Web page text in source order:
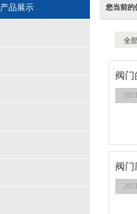
您当前的
全
阀门
阀门
产品展示